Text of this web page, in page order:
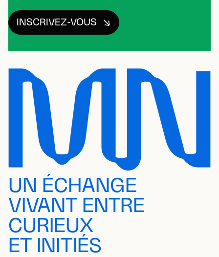
INSCRIVEZ-VOUS
UN ÉCHANGE
VIVANT ENTRE
CURIEUX
ET INITIÉS